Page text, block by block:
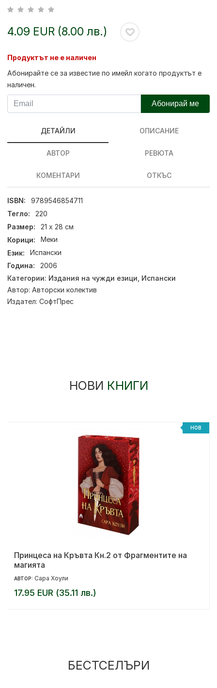
4.09 EUR (8.00 лв.)
Продуктът не е наличен
Абонирайте се за известие по имейл когато продуктът е
наличен.
Абонирай ме
ДЕТАЙЛИ ОПИСАНИЕ
АВТОР РЕВЮТА
КОМЕНТАРИ ОТКЪС
ISBN:
9789546854711
Тегло:
220
Размер:
21 х 28 см
Корици:
Меки
Език:
Испански
Година:
2006
Категории: Издания на чужди езици Испански
Автор: Авторски колектив
Издател: СофтПрес
НОВИ КНИГИ
НОВ
Принцеса на Кръвта Кн.2 от Фрагментите на
магията
АВТОР: Сара Хоули
17.95 EUR (35.11 лв.)
БЕСТСЕЛЪРИ